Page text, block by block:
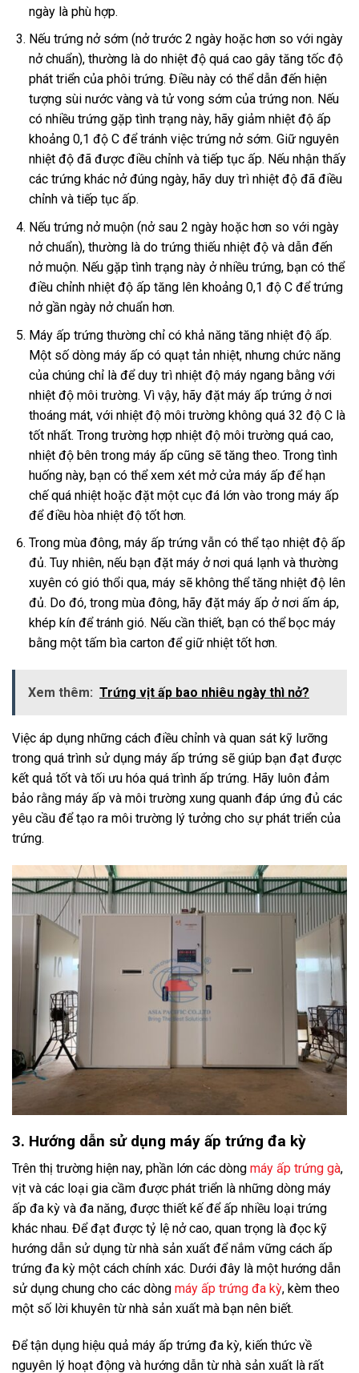
ngày là phù hợp.
Nếu trứng nở sớm (nở trước 2 ngày hoặc hơn so với ngày
nở chuẩn), thường là do nhiệt độ quá cao gây tăng tốc độ
phát triển của phôi trứng. Điều này có thể dẫn đến hiện
tượng sùi nước vàng và tử vong sớm của trứng non. Nếu
có nhiều trứng gặp tình trạng này, hãy giảm nhiệt độ ấp
khoảng 0,1 độ C để tránh việc trứng nở sớm. Giữ nguyên
nhiệt độ đã được điều chỉnh và tiếp tục ấp. Nếu nhận thấy
các trứng khác nở đúng ngày, hãy duy trì nhiệt độ đã điều
chỉnh và tiếp tục ấp.
Nếu trứng nở muộn (nở sau 2 ngày hoặc hơn so với ngày
nở chuẩn), thường là do trứng thiếu nhiệt độ và dẫn đến
nở muộn. Nếu gặp tình trạng này ở nhiều trứng, bạn có thể
điều chỉnh nhiệt độ ấp tăng lên khoảng 0,1 độ C để trứng
nở gần ngày nở chuẩn hơn.
Máy ấp trứng thường chỉ có khả năng tăng nhiệt độ ấp.
Một số dòng máy ấp có quạt tản nhiệt, nhưng chức năng
của chúng chỉ là để duy trì nhiệt độ máy ngang bằng với
nhiệt độ môi trường. Vì vậy, hãy đặt máy ấp trứng ở nơi
thoáng mát, với nhiệt độ môi trường không quá 32 độ C là
tốt nhất. Trong trường hợp nhiệt độ môi trường quá cao,
nhiệt độ bên trong máy ấp cũng sẽ tăng theo. Trong tình
huống này, bạn có thể xem xét mở cửa máy ấp để hạn
chế quá nhiệt hoặc đặt một cục đá lớn vào trong máy ấp
để điều hòa nhiệt độ tốt hơn.
Trong mùa đông, máy ấp trứng vẫn có thể tạo nhiệt độ ấp
đủ. Tuy nhiên, nếu bạn đặt máy ở nơi quá lạnh và thường
xuyên có gió thổi qua, máy sẽ không thể tăng nhiệt độ lên
đủ. Do đó, trong mùa đông, hãy đặt máy ấp ở nơi ấm áp,
khép kín để tránh gió. Nếu cần thiết, bạn có thể bọc máy
bằng một tấm bìa carton để giữ nhiệt tốt hơn.
Xem thêm: Trứng vịt ấp bao nhiêu ngày thì nở?
Việc áp dụng những cách điều chỉnh và quan sát kỹ lưỡng
trong quá trình sử dụng máy ấp trứng sẽ giúp bạn đạt được
kết quả tốt và tối ưu hóa quá trình ấp trứng. Hãy luôn đảm
bảo rằng máy ấp và môi trường xung quanh đáp ứng đủ các
yêu cầu để tạo ra môi trường lý tưởng cho sự phát triển của
trứng.
3. Hướng dẫn sử dụng máy ấp trứng đa kỳ
Trên thị trường hiện nay, phần lớn các dòng máy ấp trứng gà,
vịt và các loại gia cầm được phát triển là những dòng máy
ấp đa kỳ và đa năng, được thiết kế để ấp nhiều loại trứng
khác nhau. Để đạt được tỷ lệ nở cao, quan trọng là đọc kỹ
hướng dẫn sử dụng từ nhà sản xuất để nắm vững cách ấp
trứng đa kỳ một cách chính xác. Dưới đây là một hướng dẫn
sử dụng chung cho các dòng máy ấp trứng đa kỳ, kèm theo
một số lời khuyên từ nhà sản xuất mà bạn nên biết.
Để tận dụng hiệu quả máy ấp trứng đa kỳ, kiến thức về
nguyên lý hoạt động và hướng dẫn từ nhà sản xuất là rất